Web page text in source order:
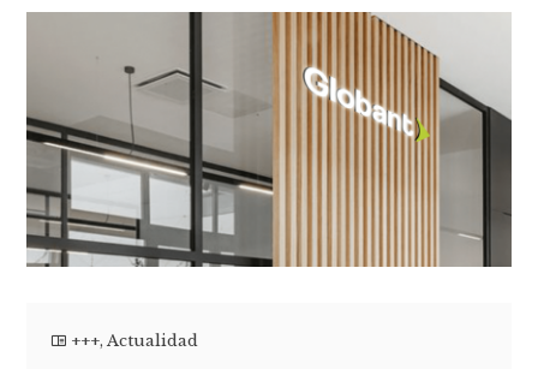
+++,Actualidad